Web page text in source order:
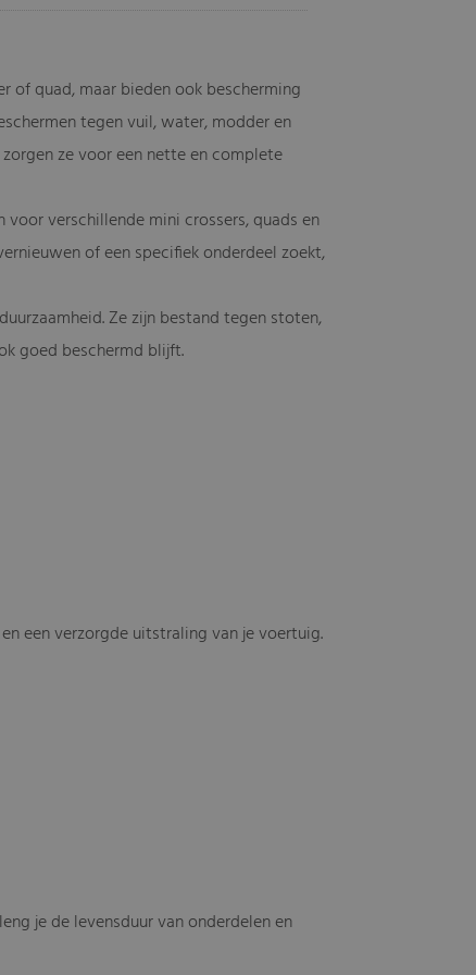
of quad, maar bieden ook bescherming
tegen vuil, water, modder en
ze voor een nette en complete
verschillende mini crossers, quads en
of een specifiek onderdeel zoekt,
Ze zijn bestand tegen stoten,
goed beschermd blijft.
een verzorgde uitstraling van je voertuig.
je de levensduur van onderdelen en